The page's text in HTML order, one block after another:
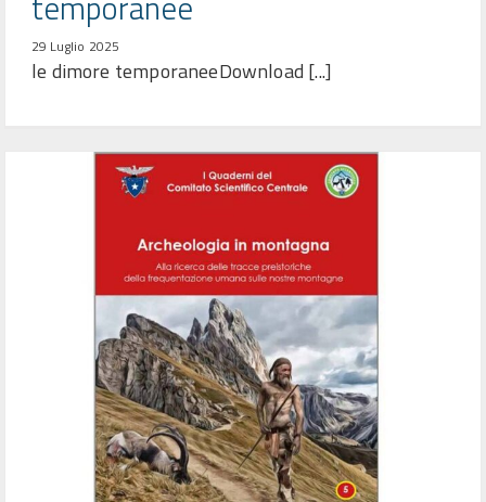
29 Luglio 2025
le dimore temporaneeDownload [...]